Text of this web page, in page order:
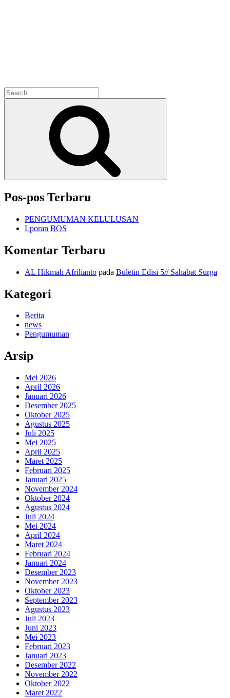
Search
for:
Pos-pos Terbaru
PENGUMUMAN KELULUSAN
Lporan BOS
Komentar Terbaru
AL Hikmah Afrilianto pada Buletin Edisi 5// Sahabat Surga
Kategori
Berita
news
Pengumuman
Arsip
Mei 2026
April 2026
Januari 2026
Desember 2025
Oktober 2025
Agustus 2025
Juli 2025
Mei 2025
April 2025
Maret 2025
Februari 2025
Januari 2025
November 2024
Oktober 2024
Agustus 2024
Juli 2024
Mei 2024
April 2024
Maret 2024
Februari 2024
Januari 2024
Desember 2023
November 2023
Oktober 2023
September 2023
Agustus 2023
Juli 2023
Juni 2023
Mei 2023
Februari 2023
Januari 2023
Desember 2022
November 2022
Oktober 2022
Maret 2022